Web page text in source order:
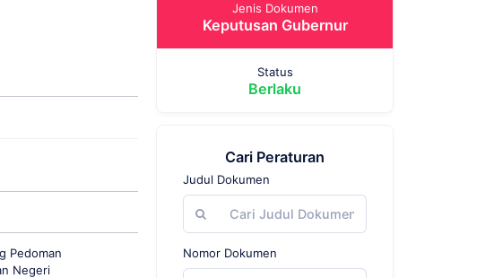
Pedoman
Negeri
Jenis Dokumen
Keputusan Gubernur
Status
Berlaku
Cari Peraturan
Judul Dokumen
Nomor Dokumen